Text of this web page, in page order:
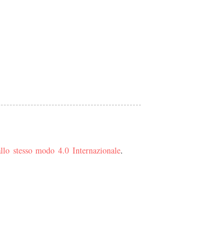
stesso modo 4.0 Internazionale.